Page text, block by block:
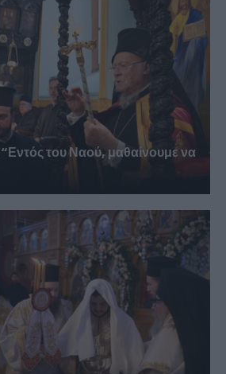
του Ναού, μαθαίνουμε να